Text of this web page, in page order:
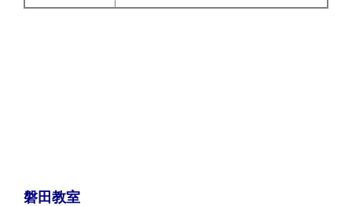
磐田教室